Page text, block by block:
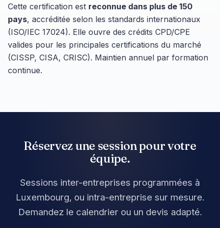
Cette certification est reconnue dans plus de 150
pays, accréditée selon les standards internationaux
(ISO/IEC 17024). Elle ouvre des crédits CPD/CPE
valides pour les principales certifications du marché
(CISSP, CISA, CRISC). Maintien annuel par formation
continue.
Réservez une session pour votre
équipe.
Sessions inter-entreprises programmées à
Luxembourg, ou intra-entreprise sur mesure.
Demandez le calendrier ou un devis adapté.